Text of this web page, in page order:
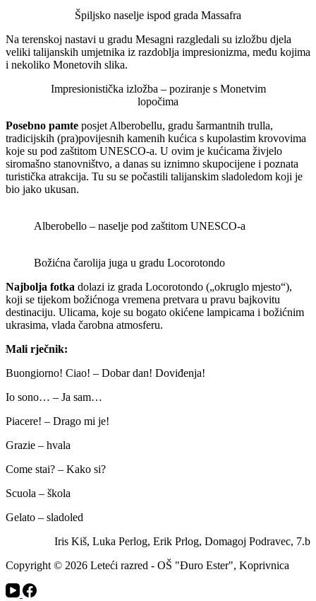
Špiljsko naselje ispod grada Massafra
Na terenskoj nastavi u gradu Mesagni razgledali su izložbu djela
veliki talijanskih umjetnika iz razdoblja impresionizma, među kojima
i nekoliko Monetovih slika.
Impresionistička izložba – poziranje s Monetvim
lopočima
Posebno pamte posjet Alberobellu, gradu šarmantnih trulla,
tradicijskih (pra)povijesnih kamenih kućica s kupolastim krovovima
koje su pod zaštitom UNESCO-a. U ovim je kućicama živjelo
siromašno stanovništvo, a danas su iznimno skupocijene i poznata
turistička atrakcija. Tu su se počastili talijanskim sladoledom koji je
bio jako ukusan.
Alberobello – naselje pod zaštitom UNESCO-a
Božićna čarolija juga u gradu Locorotondo
Najbolja fotka dolazi iz grada Locorotondo („okruglo mjesto“),
koji se tijekom božićnoga vremena pretvara u pravu bajkovitu
destinaciju. Ulicama, koje su bogato okićene lampicama i božićnim
ukrasima, vlada čarobna atmosferu.
Mali rječnik:
Buongiorno! Ciao! – Dobar dan! Doviđenja!
Io sono… – Ja sam…
Piacere! – Drago mi je!
Grazie – hvala
Come stai? – Kako si?
Scuola – škola
Gelato – sladoled
Iris Kiš, Luka Perlog, Erik Prlog, Domagoj Podravec, 7.b
Copyright © 2026 Leteći razred - OŠ "Đuro Ester", Koprivnica